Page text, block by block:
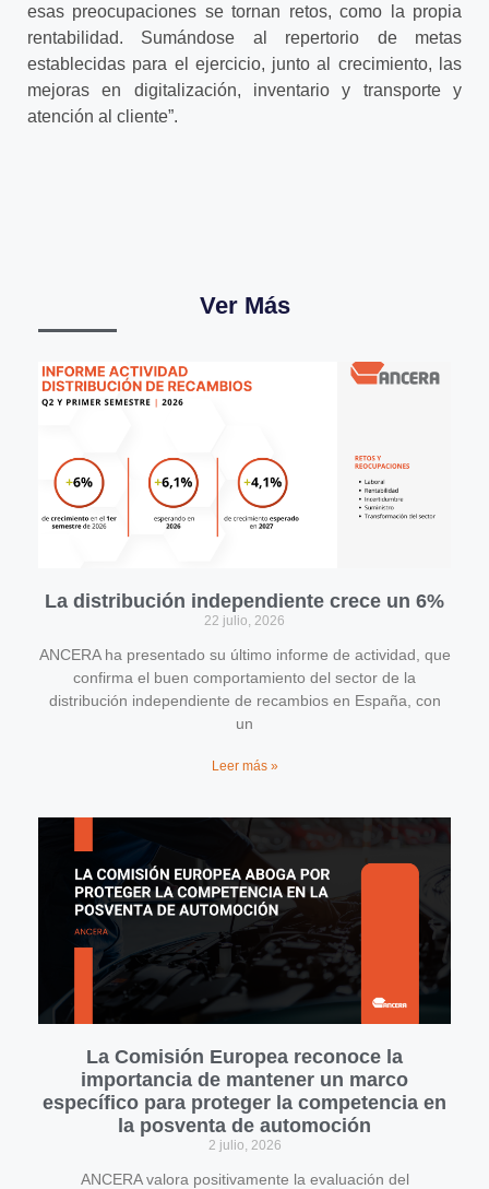
esas preocupaciones se tornan retos, como la propia
rentabilidad. Sumándose al repertorio de metas
establecidas para el ejercicio, junto al crecimiento, las
mejoras en digitalización, inventario y transporte y
atención al cliente”.
Ver Más
La distribución independiente crece un 6%
22 julio, 2026
ANCERA ha presentado su último informe de actividad, que
confirma el buen comportamiento del sector de la
distribución independiente de recambios en España, con
un
Leer más »
La Comisión Europea reconoce la
importancia de mantener un marco
específico para proteger la competencia en
la posventa de automoción
2 julio, 2026
ANCERA valora positivamente la evaluación del